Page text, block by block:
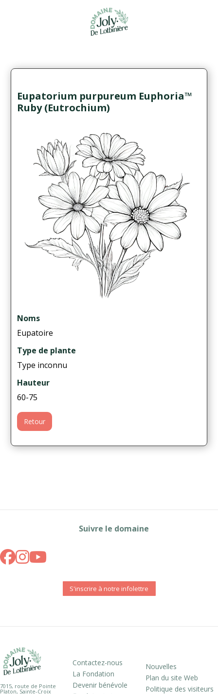
Eupatorium purpureum Euphoria™
Ruby (Eutrochium)
Noms
Eupatoire
Type de plante
Type inconnu
Hauteur
60-75
Retour
Suivre le domaine
S'inscrire à notre infolettre
7015, route de Pointe
Platon, Sainte-Croix
Contactez-nous
La Fondation
Devenir bénévole
Nouvelles
Plan du site Web
Politique des visiteurs